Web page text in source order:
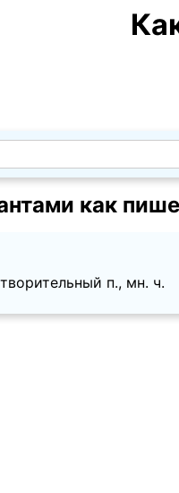
как
п., мн. ч.